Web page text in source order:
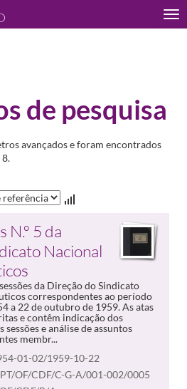
de pesquisa
avançados e foram encontrados
8.
N.º 5 da
Nacional
da Direção do Sindicato
correspondentes ao período
a 22 de outubro de 1959. As atas
e contêm indicação dos
sessões e análise de assuntos
membr...
01-02/1959-10-22
PT/OF/CDF/C-G-A/001-002/0005